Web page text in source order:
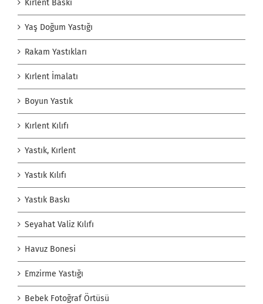
Kırlent Baskı
Yaş Doğum Yastığı
Rakam Yastıkları
Kırlent İmalatı
Boyun Yastık
Kırlent Kılıfı
Yastık, Kırlent
Yastık Kılıfı
Yastık Baskı
Seyahat Valiz Kılıfı
Havuz Bonesi
Emzirme Yastığı
Bebek Fotoğraf Örtüsü